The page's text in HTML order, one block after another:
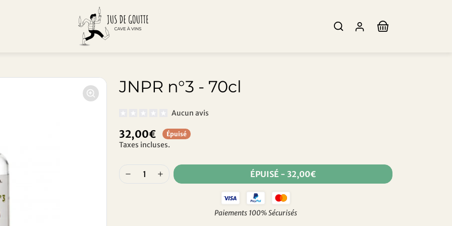
JNPR n°3 - 70cl
Aucun avis
32,00€ Épuisé
Taxes incluses.
ÉPUISÉ - 32,00€
Paiements 100% Sécurisés